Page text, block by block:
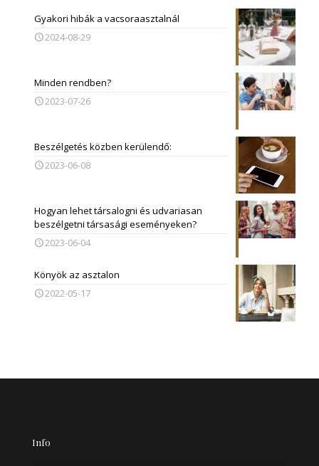
Gyakori hibák a vacsoraasztalnál
2024-08-29
Minden rendben?
2023-07-26
Beszélgetés közben kerülendő:
2023-06-08
Hogyan lehet társalogni és udvariasan
beszélgetni társasági eseményeken?
2023-06-04
Könyök az asztalon
2022-05-17
Info